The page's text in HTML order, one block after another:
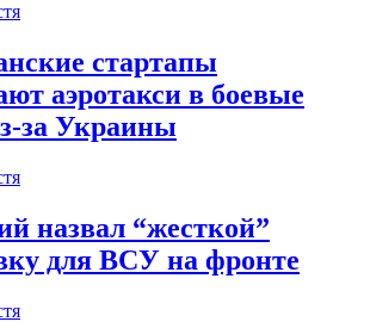
стартапы
аэротакси в боевые
за Украины
назвал “жесткой”
для ВСУ на фронте